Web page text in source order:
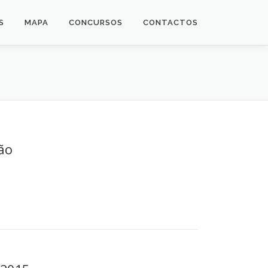
MAPA CONCURSOS CONTACTOS